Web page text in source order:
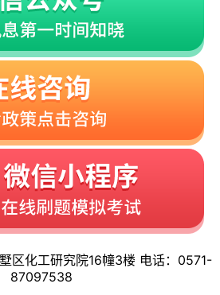
区化工研究院16幢3楼 电话：0571-
87097538